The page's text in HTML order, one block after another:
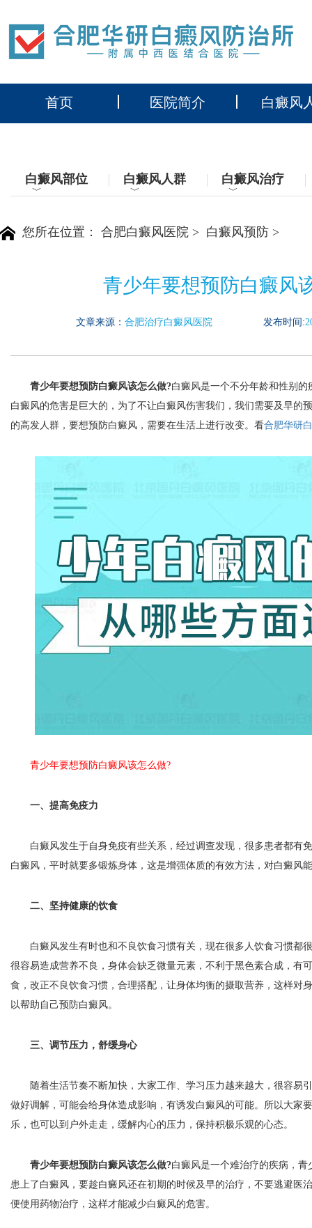
首页 医院简介 白癜风
白癜风部位
﹀
白癜风人群
﹀
白癜风治疗
﹀
您所在位置： 合肥白癜风医院 > 白癜风预防 >
青少年要想预防白癜风
文章来源： 合肥治疗白癜风医院 发布时间:
青少年要想预防白癜风该怎么做?白癜风是一个不分年龄和性别
白癜风的危害是巨大的，为了不让白癜风伤害我们，我们需要及早的
的高发人群，要想预防白癜风，需要在生活上进行改变。看合肥华研
青少年要想预防白癜风该怎么做?
一、提高免疫力
白癜风发生于自身免疫有些关系，经过调查发现，很多患者都有
白癜风，平时就要多锻炼身体，这是增强体质的有效方法，对白癜风
二、坚持健康的饮食
白癜风发生有时也和不良饮食习惯有关，现在很多人饮食习惯都
很容易造成营养不良，身体会缺乏微量元素，不利于黑色素合成，有
食，改正不良饮食习惯，合理搭配，让身体均衡的摄取营养，这样对
以帮助自己预防白癜风。
三、调节压力，舒缓身心
随着生活节奏不断加快，大家工作、学习压力越来越大，很容易
做好调解，可能会给身体造成影响，有诱发白癜风的可能。所以大家
乐，也可以到户外走走，缓解内心的压力，保持积极乐观的心态。
青少年要想预防白癜风该怎么做?白癜风是一个难治疗的疾病，
患上了白癜风，要趁白癜风还在初期的时候及早的治疗，不要逃避医
便使用药物治疗，这样才能减少白癜风的危害。